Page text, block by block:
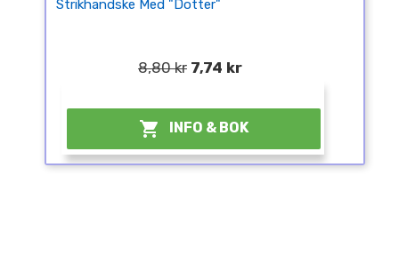
Strikhandske Med "dotter"
8,80 kr 7,74 kr
 INFO & BOK